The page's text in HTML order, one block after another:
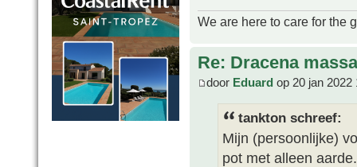
We are here to care for the
Re: Dracena
door Eduard op 20 jan 2022
tankton schreef:
Mijn (persoonlijke)
pot met alleen